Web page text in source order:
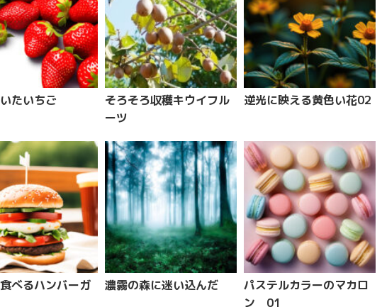
たいちご
そろそろ収穫キウイフル
ーツ
逆光に映える黄色い花02
べるハンバーガ 濃霧の森に迷い込んだ
パステルカラーのマカロ
ン 01